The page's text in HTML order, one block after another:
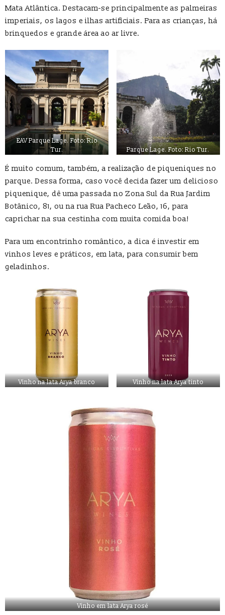
Mata Atlântica. Destacam-se principalmente as palmeiras
imperiais, os lagos e ilhas artificiais. Para as crianças, há
brinquedos e grande área ao ar livre.
EAV Parque Lage. Foto: Rio
Tur.
Parque Lage. Foto: Rio Tur.
É muito comum, também, a realização de piqueniques no
parque. Dessa forma, caso você decida fazer um delicioso
piquenique, dê uma passada no Zona Sul da Rua Jardim
Botânico, 81, ou na rua Rua Pacheco Leão, 16, para
caprichar na sua cestinha com muita comida boa!
Para um encontrinho romântico, a dica é investir em
vinhos leves e práticos, em lata, para consumir bem
geladinhos.
Vinho na lata Arya branco Vinho na lata Arya tinto
Vinho em lata Arya rosé